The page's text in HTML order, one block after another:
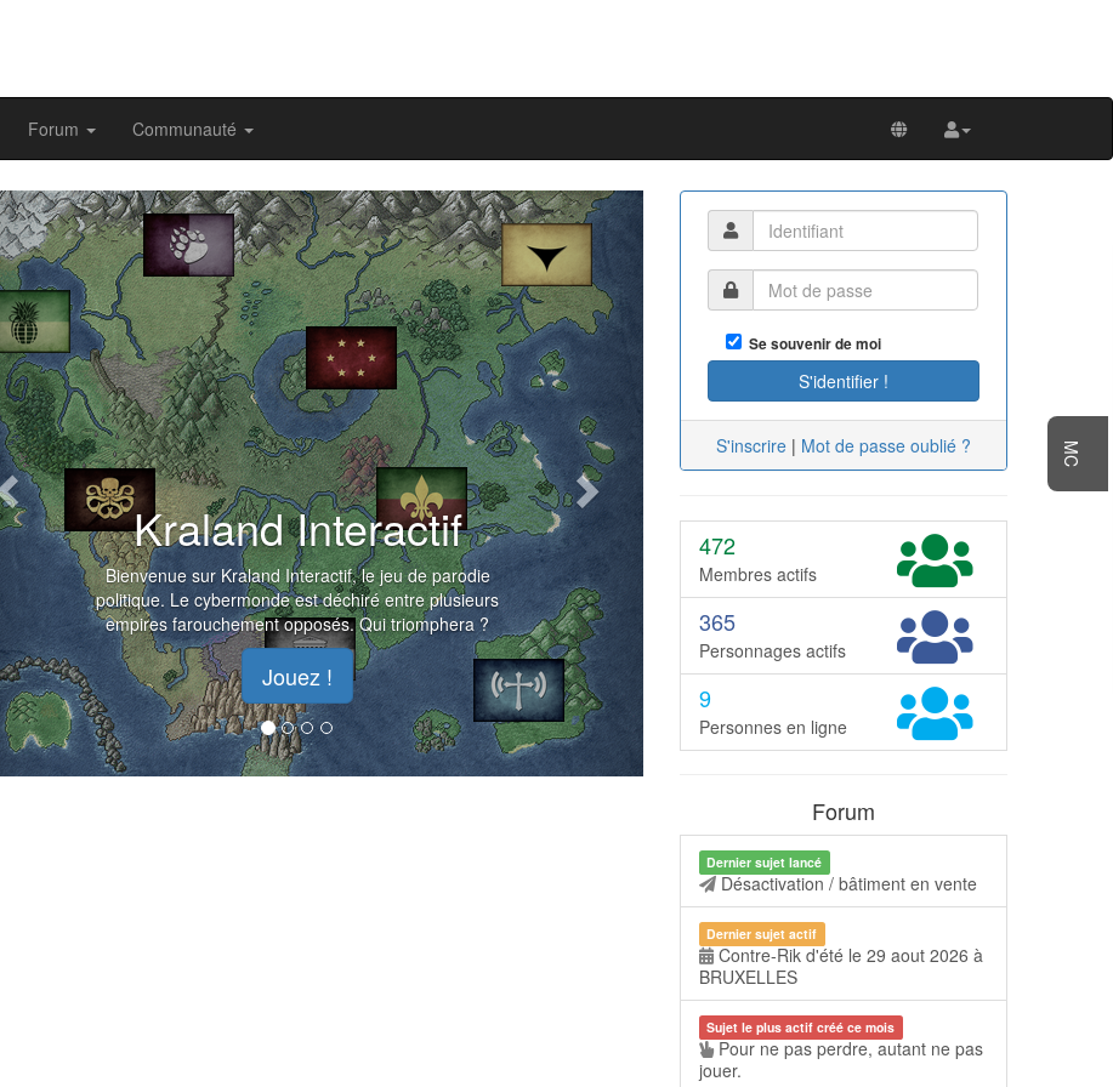
Forum Communauté
Kraland Interactif
Bienvenue sur Kraland Interactif, le jeu de parodie
politique. Le cybermonde est déchiré entre plusieurs
empires farouchement opposés. Qui triomphera ?
Jouez !
Previous Next
Se souvenir de moi
S'inscrire | Mot de passe oublié ?
472
Membres actifs
365
Personnages actifs
9
Personnes en ligne
Forum
Dernier sujet lancé
Désactivation / bâtiment en vente
Dernier sujet actif
Contre-Rik d'été le 29 aout 2026 à
BRUXELLES
Sujet le plus actif créé ce mois
Pour ne pas perdre, autant ne pas
jouer.
MC